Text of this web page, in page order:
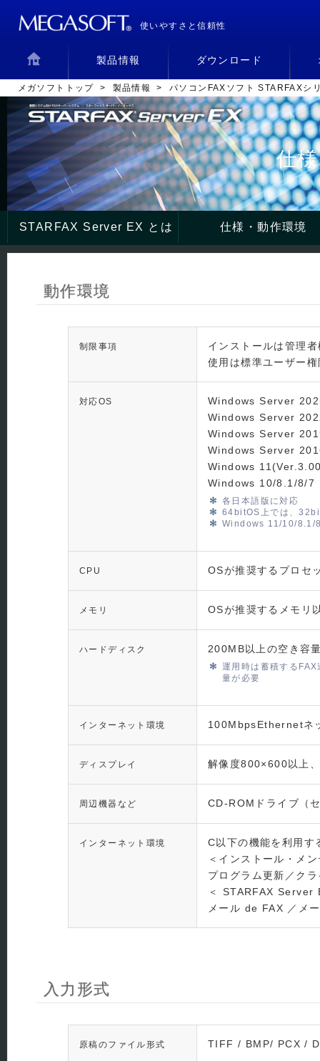
使いやすさと信頼性
製品情報 ダウンロード
メガソフトトップ > 製品情報 > パソコンFAXソフト STARFAXシ
仕
STARFAX Server EX とは 仕様・動作環境
動作環境
制限事項
インストールは管理
使用は標準ユーザー
対応OS
Windows Server
Windows Server
Windows Server
Windows Server
Windows
Windows 10/8.1/8/7
各日本語版に対応
64bitOS上では、
Windows 11/10/8.1/
CPU OSが推奨するプロセ
メモリ OSが推奨するメモリ
ハードディスク 200MB以上の空き容
運用時は蓄積する
量が必要
インターネット環境 100MbpsEthernetネ
ディスプレイ 解像度800×600以上
周辺機器など CD-ROMドライブ（
インターネット環境
C以下の機能を利用す
＜インストール・メ
プログラム更新／ク
＜ STARFAX Server
メール de FAX ／メ
入力形式
原稿のファイル形式 TIFF / BMP/ PCX /